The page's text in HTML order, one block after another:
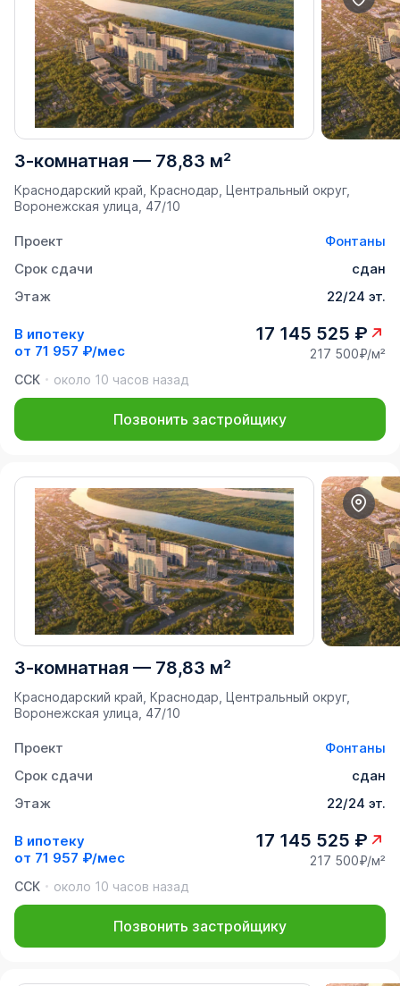
3-комнатная — 78,83 м²
Краснодарский край, Краснодар, Центральный округ,
Воронежская улица, 47/10
Проект
Фонтаны
Срок сдачи
сдан
Этаж
22/24 эт.
В ипотеку
от 71 957 ₽/мес
17 145 525 ₽
217 500₽/м²
ССК
около 10 часов назад
Позвонить застройщику
3-комнатная — 78,83 м²
Краснодарский край, Краснодар, Центральный округ,
Воронежская улица, 47/10
Проект
Фонтаны
Срок сдачи
сдан
Этаж
22/24 эт.
В ипотеку
от 71 957 ₽/мес
17 145 525 ₽
217 500₽/м²
ССК
около 10 часов назад
Позвонить застройщику